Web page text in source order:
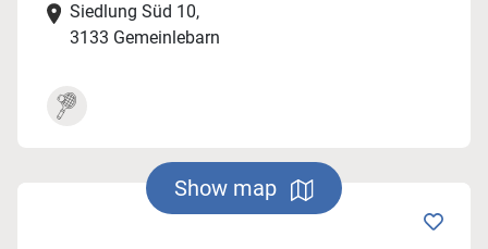
Siedlung Süd 10,
3133 Gemeinlebarn
Show map